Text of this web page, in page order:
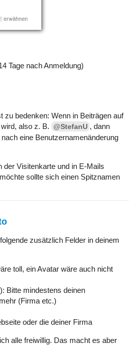
Tage nach Anmeldung)
zu bedenken: Wenn in Beiträgen auf
also z. B.
@StefanU , dann
eine Benutzernamenänderung
der Visitenkarte und in E-Mails
sollte sich einen Spitznamen
zusätzlich Felder in deinem
toll, ein Avatar wäre auch nicht
Bitte mindestens deinen
(Firma etc.)
oder die deiner Firma
alle freiwillig. Das macht es aber